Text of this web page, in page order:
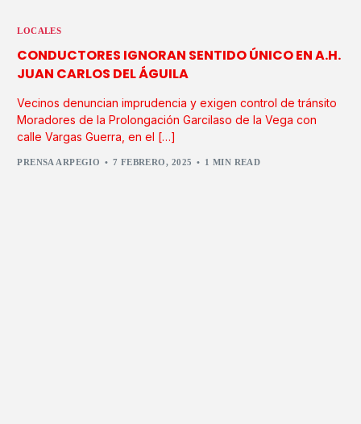
LOCALES
CONDUCTORES IGNORAN SENTIDO ÚNICO EN A.H.
JUAN CARLOS DEL ÁGUILA
Vecinos denuncian imprudencia y exigen control de tránsito
Moradores de la Prolongación Garcilaso de la Vega con
calle Vargas Guerra, en el […]
PRENSA ARPEGIO 7 FEBRERO, 2025 1 MIN READ